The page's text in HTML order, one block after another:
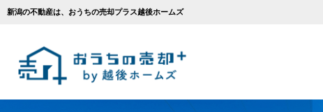
新潟の不動産は、おうちの売却プラス越後ホームズ